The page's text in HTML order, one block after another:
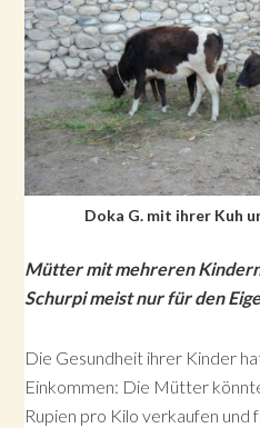
Doka G. mit ihrer Kuh
Mütter mit mehreren
Schurpi meist nur für den
Die Gesundheit ihrer Kinder
Einkommen: Die Mütter
Rupien pro Kilo verkaufen und